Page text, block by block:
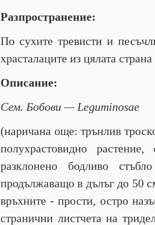
Разпространение:
По сухите тревисти и
храсталаците из цялата
Описание:
Сем. Бобови — Leguminosae
(наричана още: трънлив
полухрастовидно
разклонено бодливо
продължаващо в дълъг до 50
връхните - прости, остро
странични листчета на